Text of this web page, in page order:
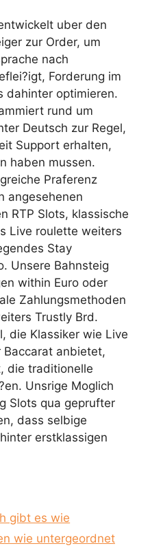
uber den
zur Order, um
nach
Forderung im
dahinter optimieren.
rund um
Deutsch zur Regel,
Support erhalten,
haben mussen.
Praferenz
angesehenen
RTP Slots, klassische
Live roulette weiters
Stay
Unsere Bahnsteig
within Euro oder
Zahlungsmethoden
Trustly Brd.
die Klassiker wie Live
Baccarat anbietet,
die traditionelle
Unsrige Moglich
Slots qua geprufter
dass selbige
erstklassigen
gibt es wie
wie untergeordnet